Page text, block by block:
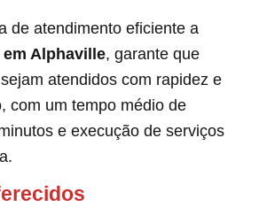
de atendimento eficiente a
Alphaville, garante que
atendidos com rapidez e
com um tempo médio de
e execução de serviços